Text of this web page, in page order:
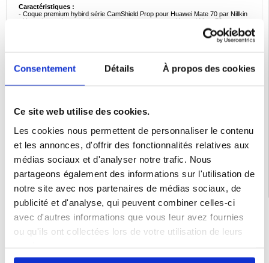
Consentement Détails À propos des cookies
Ce site web utilise des cookies.
Les cookies nous permettent de personnaliser le contenu
et les annonces, d'offrir des fonctionnalités relatives aux
médias sociaux et d'analyser notre trafic. Nous
partageons également des informations sur l'utilisation de
notre site avec nos partenaires de médias sociaux, de
publicité et d'analyse, qui peuvent combiner celles-ci
avec d'autres informations que vous leur avez fournies
ou qu'ils ont collectées lors de votre utilisation de leurs
Caractéristiques :
- Coque premium hybird série CamShield Prop pour Huawei Mate 70 par Nillkin
- Haut niveau de protection - assurez-vous que votre Huawei Mate 70 est
- Conception unique de la couverture de la caméra à rabat - se ferme et
s'ouvre en quelques secondes, peut également être utilisée comme béquille
- Cet extraordinaire boîtier hybride Nillkin CamShield Prop est composé de
matériaux plastiques et TPU
Compatibilité:Huawei Mate 70
Catégories associées:Accessoires téléphone , Coque & Accessoires Huawei,
Huawei Mate 70 Coque & Accessoires
7 % DE RÉDUCTION
POUR LES MEMBRES DU CLUB24
LUN - VEN 10H - 22H